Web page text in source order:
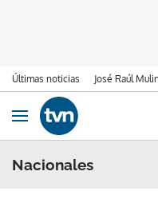
Últimas noticias José Raúl
Ir al contenido
Obrir navegació
Nacionales